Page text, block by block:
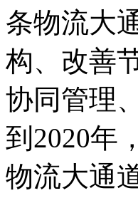
条物流大
构、改善
协同管理
到2020年
物流大通